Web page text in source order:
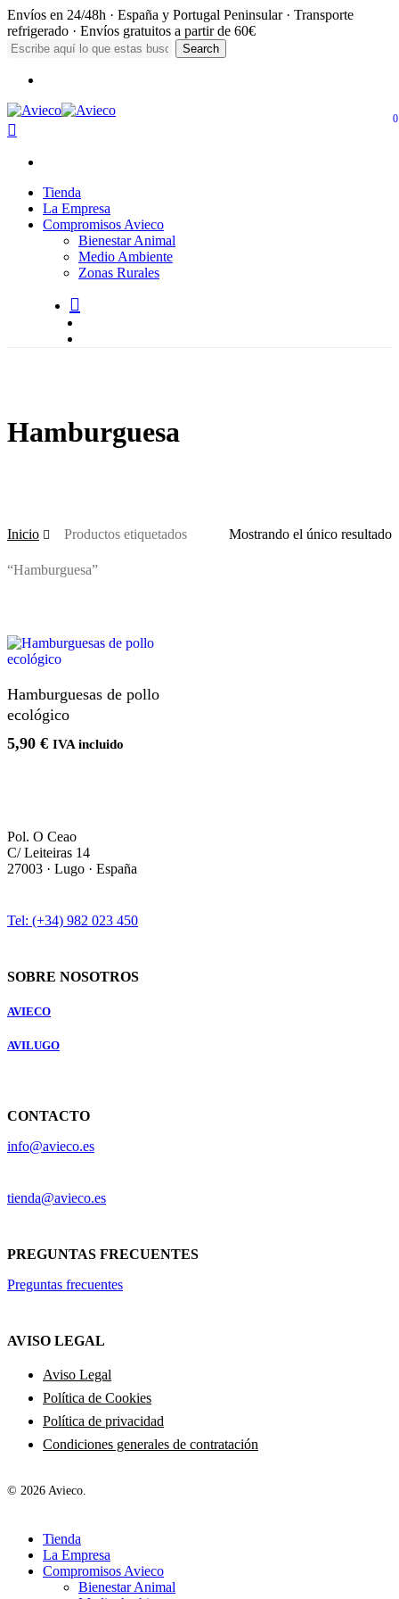
Skip
to
main
Envíos en 24/48h · España y Portugal Peninsular · Transporte
refrigerado · Envíos gratuitos a partir de 60€
Search
Search
0
Tienda
La Empresa
Compromisos Avieco
Bienestar Animal
Medio Ambiente
Zonas Rurales
Hamburguesa
Mostrando el único resultado
Inicio Productos etiquetados
“Hamburguesa”
Hamburguesas de pollo
ecológico
5,90 € IVA incluido
Pol. O Ceao
C/ Leiteiras 14
27003 · Lugo · España
Tel: (+34) 982 023 450
SOBRE NOSOTROS
AVIECO
AVILUGO
CONTACTO
info@avieco.es
tienda@avieco.es
PREGUNTAS FRECUENTES
Preguntas frecuentes
AVISO LEGAL
Aviso Legal
Política de Cookies
Política de privacidad
Condiciones generales de contratación
© 2026 Avieco.
Close
Menu
Tienda
La Empresa
Compromisos Avieco
Bienestar Animal